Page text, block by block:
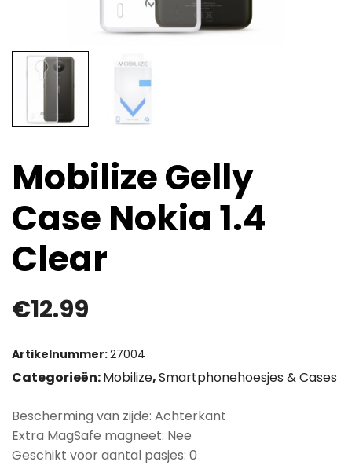
Mobilize Gelly
Case Nokia 1.4
Clear
€12.99
Artikelnummer:27004
Categorieën:Mobilize,Smartphonehoesjes & Cases
Bescherming van zijde: Achterkant
Extra MagSafe magneet: Nee
Geschikt voor aantal pasjes: 0